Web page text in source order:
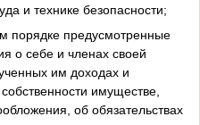
и технике безопасности;
порядке предусмотренные
о себе и членах своей
им доходах и
имуществе,
об обязательствах